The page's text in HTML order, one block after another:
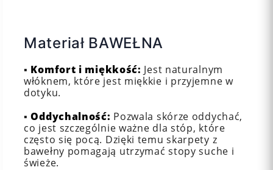
Materiał BAWEŁNA
▪️ Komfort i miękkość: Jest naturalnym
włóknem, które jest miękkie i przyjemne w
dotyku.
▪️Oddychalność: Pozwala skórze oddychać,
co jest szczególnie ważne dla stóp, które
często się pocą. Dzięki temu skarpety z
bawełny pomagają utrzymać stopy suche i
świeże.